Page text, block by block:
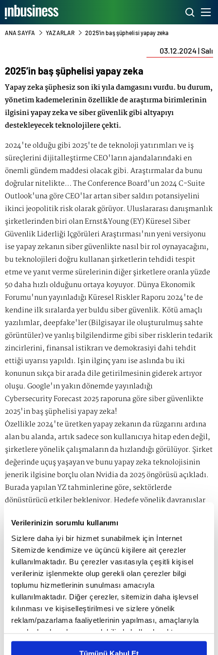
Verilerinizin sorumlu kullanımı
Sizlere daha iyi bir hizmet sunabilmek için İnternet
Sitemizde kendimize ve üçüncü kişilere ait çerezler
kullanılmaktadır. Bu çerezler vasıtasıyla çeşitli kişisel
verileriniz işlenmekte olup gerekli olan çerezler bilgi
toplumu hizmetlerinin sunulması amacıyla
kullanılmaktadır. Diğer çerezler, sitemizin daha işlevsel
kılınması ve kişiselleştirilmesi ve sizlere yönelik
reklam/pazarlama faaliyetlerinin yapılması, amaçlarıyla
sınırlı olarak açık rızanız dahilinde kullanılacaktır.
Çerezlere ilişkin tercihlerinizi çerez paneli vasıtasıyla
ANA SAYFA YAZARLAR 2025’in baş şüphelisi yapay zeka
03.12.2024 | Salı
2025’in baş şüphelisi yapay zeka
Yapay zeka şüphesiz son iki yıla damgasını vurdu. bu durum,
yönetim kademelerinin özellikle de araştırma birimlerinin
ilgisini yapay zeka ve siber güvenlik gibi altyapıyı
destekleyecek teknolojilere çekti.
2024'te olduğu gibi 2025'te de teknoloji yatırımları ve iş
süreçlerini dijitalleştirme CEO'ların ajandalarındaki en
önemli gündem maddesi olacak gibi. Araştırmalar da bunu
doğrular nitelikte… The Conference Board'un 2024 C-Suite
Outlook'una göre CEO'lar artan siber saldırı potansiyelini
ikinci jeopolitik risk olarak görüyor. Uluslararası danışmanlık
şirketlerinden biri olan Ernst&Young (EY) Küresel Siber
Güvenlik Liderliği İçgörüleri Araştırması'nın yeni versiyonu
ise yapay zekanın siber güvenlikte nasıl bir rol oynayacağını,
bu teknolojileri doğru kullanan şirketlerin tehdidi tespit
etme ve yanıt verme sürelerinin diğer şirketlere oranla yüzde
50 daha hızlı olduğunu ortaya koyuyor. Dünya Ekonomik
Forumu'nun yayınladığı Küresel Riskler Raporu 2024'te de
kendine ilk sıralarda yer buldu siber güvenlik. Kötü amaçlı
yazılımlar, deepfake'ler (Bilgisayar ile oluşturulmuş sahte
görüntüler) ve yanlış bilgilendirme gibi siber risklerin tedarik
zincirlerini, finansal istikrarı ve demokrasiyi dahi tehdit
ettiği uyarısı yapıldı. İşin ilginç yanı ise aslında bu iki
konunun sıkça bir arada dile getirilmesinin giderek artıyor
oluşu. Google'ın yakın dönemde yayınladığı
Cybersecurity Forecast 2025 raporuna göre siber güvenlikte
2025'in baş şüphelisi yapay zeka!
Özellikle 2024'te üretken yapay zekanın da rüzgarını ardına
alan bu alanda, artık sadece son kullanıcıya hitap eden değil,
şirketlere yönelik çalışmaların da hızlandığı görülüyor. Şirket
değerinde uçuş yaşayan ve bunu yapay zeka teknolojisinin
jenerik ilgisine borçlu olan Nvidia da 2025 öngörüsü açıkladı.
Burada yapılan YZ tahminlerine göre, sektörlerde
dönüştürücü etkiler bekleniyor. Hedefe yönelik davranışlar
2025'te daha çok konuşulmaya başlanacağı belirtiliyor.
Şirketin Omniverse ve Simülasyon Teknolojisi Başkan
Yardımcısı Rev Lebaredian, Agentic AI'ın robotlara yeni
zekalar getirdikçe, hacmi artıracağını ve maliyetleri keskin
bir şekilde düşüreceğini belirtiyor. Endüstriyel robotların
ortalama maliyetinin 2010'da 46 bin dolar iken her geçen yıl
düştüğünü, 2025'te 10 bin 800 dolara gerilemesinin
beklendiğini ekleyen Lebaredian, bu cihazların önemli ölçüde
ucuzlamasıyla mobil cihazlar kadar endüstriler arasında
yaygınlaşacağını ifade ediyor. Bunun yanı sıra fiziksel dünya
ile etkileşime giren YZ çözümleri de öne çıkıyor.